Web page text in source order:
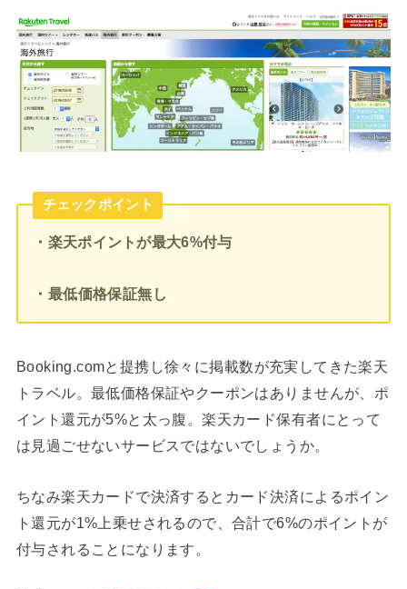
チェックポイント
・楽天ポイントが最大6%付与
・最低価格保証無し
Booking.comと提携し徐々に掲載数が充実してきた楽天
トラベル。最低価格保証やクーポンはありませんが、ポ
イント還元が5%と太っ腹。楽天カード保有者にとって
は見過ごせないサービスではないでしょうか。
ちなみ楽天カードで決済するとカード決済によるポイン
ト還元が1%上乗せされるので、合計で6%のポイントが
付与されることになります。